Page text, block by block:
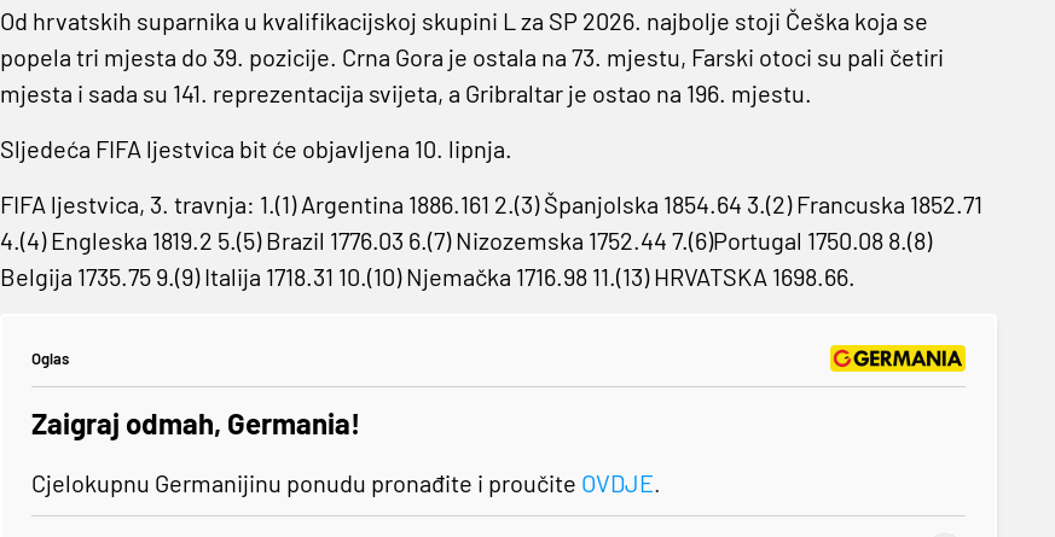
Od hrvatskih suparnika u kvalifikacijskoj skupini L za SP 2026. najbolje stoji Češka koja se
popela tri mjesta do 39. pozicije. Crna Gora je ostala na 73. mjestu, Farski otoci su pali četiri
mjesta i sada su 141. reprezentacija svijeta, a Gribraltar je ostao na 196. mjestu.
Sljedeća FIFA ljestvica bit će objavljena 10. lipnja.
FIFA ljestvica, 3. travnja: 1.(1) Argentina 1886.161 2.(3) Španjolska 1854.64 3.(2) Francuska 1852.71
4.(4) Engleska 1819.2 5.(5) Brazil 1776.03 6.(7) Nizozemska 1752.44 7.(6)Portugal 1750.08 8.(8)
Belgija 1735.75 9.(9) Italija 1718.31 10.(10) Njemačka 1716.98 11.(13) HRVATSKA 1698.66.
Oglas
Zaigraj odmah, Germania!
Cjelokupnu Germanijinu ponudu pronađite i proučite OVDJE.